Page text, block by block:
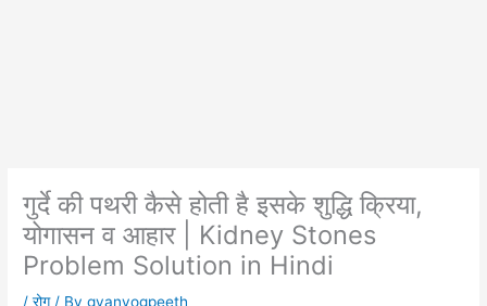
गुर्दे की पथरी कैसे होती है इसके शुद्धि क्रिया,
योगासन व आहार | Kidney Stones
Problem Solution in Hindi
/रोग/ Bygyanyogpeeth